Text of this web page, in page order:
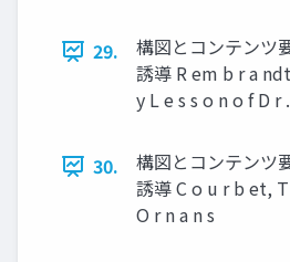
29.
構図とコンテンツ
誘導 R em b r a
y L e s s o n o f D r
30.
構図とコンテンツ
誘導 C o u r b et,
O r n a n s